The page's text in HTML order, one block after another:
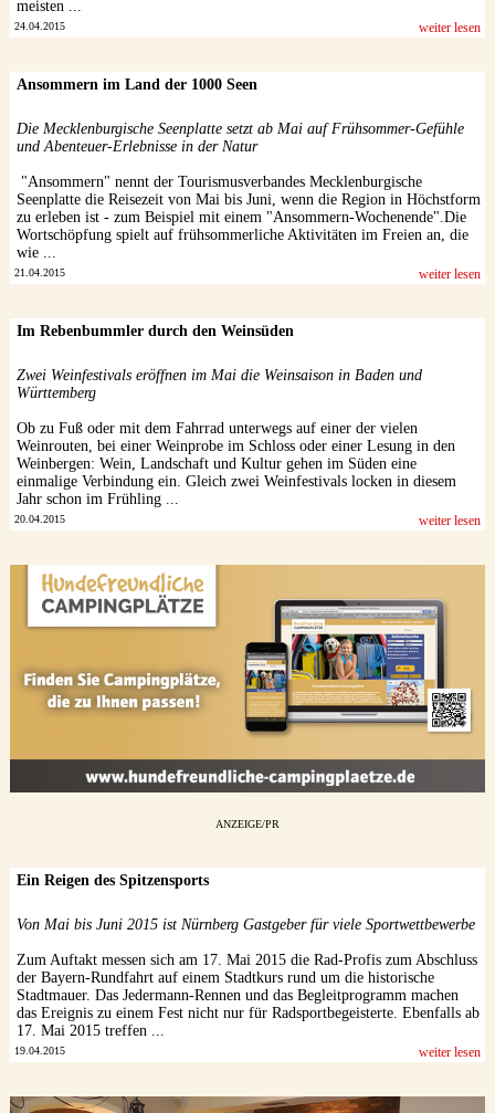
meisten ...
24.04.2015 weiter lesen
Ansommern im Land der 1000 Seen
Die Mecklenburgische Seenplatte setzt ab Mai auf Frühsommer-Gefühle
und Abenteuer-Erlebnisse in der Natur
"Ansommern" nennt der Tourismusverbandes Mecklenburgische
Seenplatte die Reisezeit von Mai bis Juni, wenn die Region in Höchstform
zu erleben ist - zum Beispiel mit einem "Ansommern-Wochenende".Die
Wortschöpfung spielt auf frühsommerliche Aktivitäten im Freien an, die
wie ...
21.04.2015 weiter lesen
Im Rebenbummler durch den Weinsüden
Zwei Weinfestivals eröffnen im Mai die Weinsaison in Baden und
Württemberg
Ob zu Fuß oder mit dem Fahrrad unterwegs auf einer der vielen
Weinrouten, bei einer Weinprobe im Schloss oder einer Lesung in den
Weinbergen: Wein, Landschaft und Kultur gehen im Süden eine
einmalige Verbindung ein. Gleich zwei Weinfestivals locken in diesem
Jahr schon im Frühling ...
20.04.2015 weiter lesen
ANZEIGE/PR
Ein Reigen des Spitzensports
Von Mai bis Juni 2015 ist Nürnberg Gastgeber für viele Sportwettbewerbe
Zum Auftakt messen sich am 17. Mai 2015 die Rad-Profis zum Abschluss
der Bayern-Rundfahrt auf einem Stadtkurs rund um die historische
Stadtmauer. Das Jedermann-Rennen und das Begleitprogramm machen
das Ereignis zu einem Fest nicht nur für Radsportbegeisterte. Ebenfalls ab
17. Mai 2015 treffen ...
19.04.2015 weiter lesen